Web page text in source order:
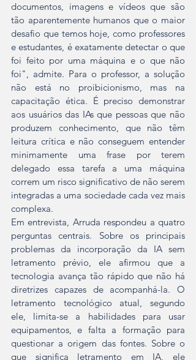
documentos, imagens e vídeos que são
tão aparentemente humanos que o maior
desafio que temos hoje, como professores
e estudantes, é exatamente detectar o que
foi feito por uma máquina e o que não
foi", admite. Para o professor, a solução
não está no proibicionismo, mas na
capacitação ética. É preciso demonstrar
aos usuários das IAs que pessoas que não
produzem conhecimento, que não têm
leitura crítica e não conseguem entender
minimamente uma frase por terem
delegado essa tarefa a uma máquina
correm um risco significativo de não serem
integradas a uma sociedade cada vez mais
complexa.
Em entrevista, Arruda respondeu a quatro
perguntas centrais. Sobre os principais
problemas da incorporação da IA sem
letramento prévio, ele afirmou que a
tecnologia avança tão rápido que não há
diretrizes capazes de acompanhá-la. O
letramento tecnológico atual, segundo
ele, limita-se a habilidades para usar
equipamentos, e falta a formação para
questionar a origem das fontes. Sobre o
que significa letramento em IA, ele